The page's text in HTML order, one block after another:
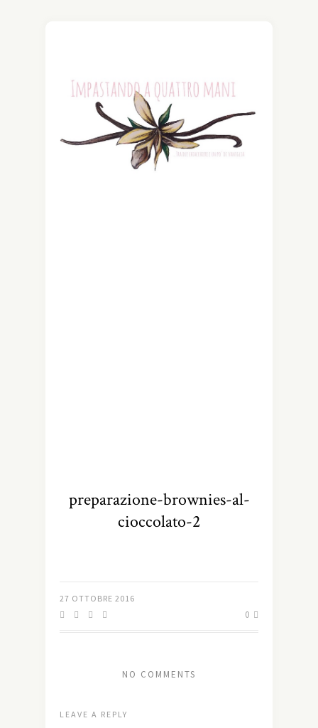
preparazione-brownies-al-
cioccolato-2
27 OTTOBRE 2016
0
NO COMMENTS
LEAVE A REPLY